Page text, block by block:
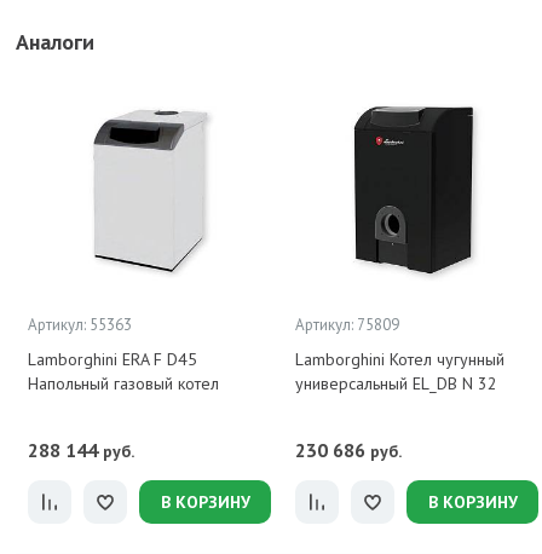
Аналоги
Артикул: 55363
Lamborghini ERA F D45
Напольный газовый котел
288 144 руб.
В КОРЗИНУ
Артикул: 75809
Lamborghini Котел чугунный
универсальный EL_DB N 32
230 686 руб.
В КОРЗИНУ